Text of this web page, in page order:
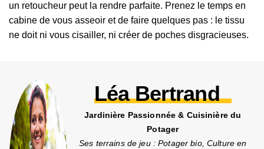
un retoucheur peut la rendre parfaite. Prenez le temps en
cabine de vous asseoir et de faire quelques pas : le tissu
ne doit ni vous cisailler, ni créer de poches disgracieuses.
Léa Bertrand
Jardinière Passionnée & Cuisinière du
Potager
Ses terrains de jeu : Potager bio, Culture en